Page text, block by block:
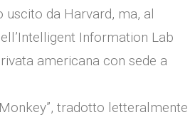
da Harvard, ma, al
Information Lab
americana con sede a
tradotto letteralmente